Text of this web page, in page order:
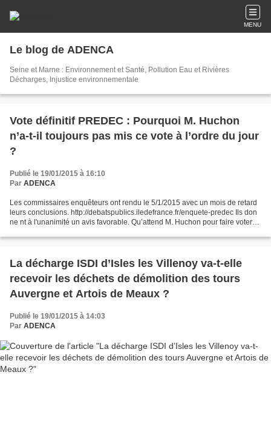
MENU
Le blog de ADENCA
Seine et Marne : Environnement et Santé, Pollution Eau et Rivières
Décharges, Injustice environnementale
Vote définitif PREDEC : Pourquoi M. Huchon
n’a-t-il toujours pas mis ce vote à l’ordre du jour
?
Publié le 19/01/2015 à 16:10
Par ADENCA
Les commissaires enquêteurs ont rendu le 5/1/2015 avec un mois de retard
leurs conclusions. http://debatspublics.iledefrance.fr/enquete-predec Ils don
ne nt à l'unanimité un avis favorable. Qu’attend M. Huchon pour faire voter
La décharge ISDI d’Isles les Villenoy va-t-elle
recevoir les déchets de démolition des tours
Auvergne et Artois de Meaux ?
Publié le 19/01/2015 à 14:03
Par ADENCA